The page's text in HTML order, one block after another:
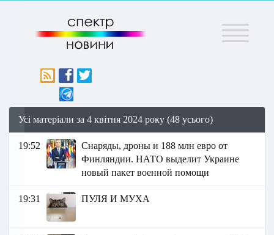
Меню
Усі матеріали за 4 квітня 2024 року (48 усього)
19:52
Снаряды, дроны и 188 млн евро от
Финляндии. НАТО выделит Украине
новый пакет военной помощи
19:31 ПУЛЯ И МУХА